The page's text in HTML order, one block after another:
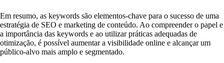
Em resumo, as keywords são elementos-chave para o sucesso de uma
estratégia de SEO e marketing de conteúdo. Ao compreender o papel e
a importância das keywords e ao utilizar práticas adequadas de
otimização, é possível aumentar a visibilidade online e alcançar um
público-alvo mais amplo e segmentado.